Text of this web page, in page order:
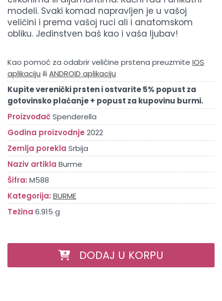
modeli. Svaki komad napravljen je u vašoj
veličini i prema vašoj ruci ali i anatomskom
obliku. Jedinstven baš kao i vaša ljubav!
Kao pomoć za odabrir veličine prstena preuzmite IOS
aplikaciju ili ANDROID aplikaciju
Kupite verenički prsten i ostvarite 5% popust za
gotovinsko plaćanje + popust za kupovinu burmi.
ProizvođačSpenderella
Godina proizvodnje 2022
Zemlja porekla Srbija
Naziv artikla Burme
Šifra: M588
Kategorija: BURME
Težina 6.915 g
DODAJ U KORPU